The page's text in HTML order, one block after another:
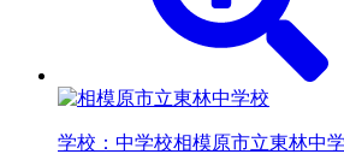
学校：中学校相模原市立東林中